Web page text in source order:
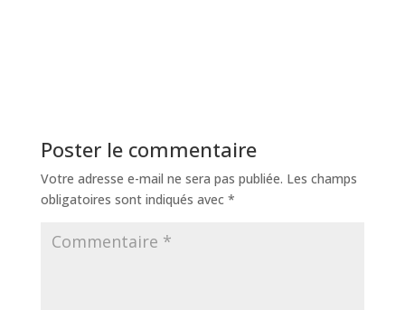
Poster le commentaire
Votre adresse e-mail ne sera pas publiée. Les champs
obligatoires sont indiqués avec *